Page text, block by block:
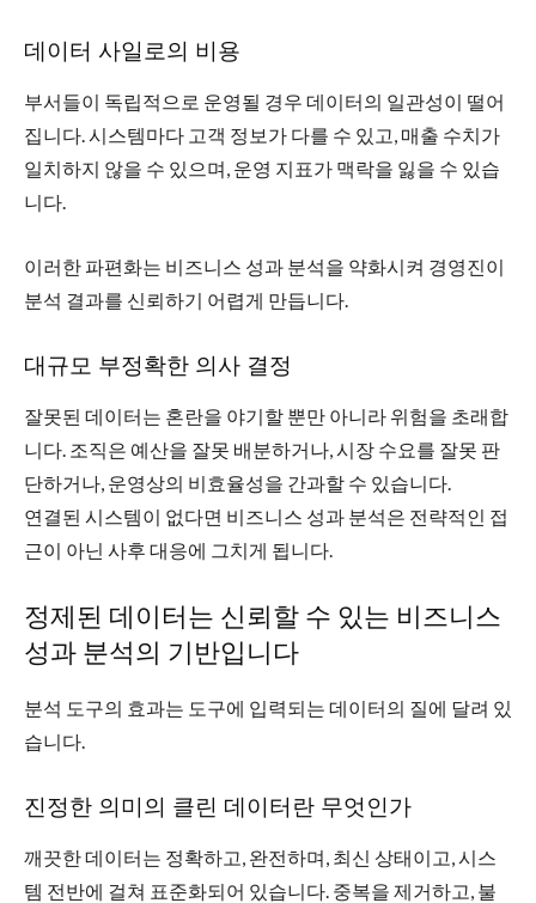
데이터 사일로의 비용
부서들이 독립적으로 운영될 경우 데이터의 일관성이 떨어
집니다. 시스템마다 고객 정보가 다를 수 있고, 매출 수치가
일치하지 않을 수 있으며, 운영 지표가 맥락을 잃을 수 있습
니다.
이러한 파편화는 비즈니스 성과 분석을 약화시켜 경영진이
분석 결과를 신뢰하기 어렵게 만듭니다.
대규모 부정확한 의사 결정
잘못된 데이터는 혼란을 야기할 뿐만 아니라 위험을 초래합
니다. 조직은 예산을 잘못 배분하거나, 시장 수요를 잘못 판
단하거나, 운영상의 비효율성을 간과할 수 있습니다.
연결된 시스템이 없다면 비즈니스 성과 분석은 전략적인 접
근이 아닌 사후 대응에 그치게 됩니다.
정제된 데이터는 신뢰할 수 있는 비즈니스
성과 분석의 기반입니다
분석 도구의 효과는 도구에 입력되는 데이터의 질에 달려 있
습니다.
진정한 의미의 클린 데이터란 무엇인가
깨끗한 데이터는 정확하고, 완전하며, 최신 상태이고, 시스
템 전반에 걸쳐 표준화되어 있습니다. 중복을 제거하고, 불